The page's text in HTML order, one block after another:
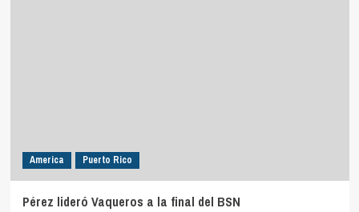
America Puerto Rico
Pérez lideró Vaqueros a la final del BSN